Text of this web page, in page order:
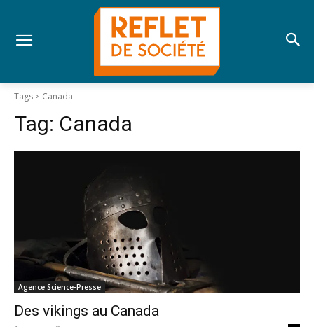
Tags Canada
Tag: Canada
Agence Science-Presse
Des vikings au Canada